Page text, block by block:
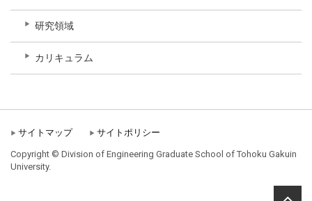
研究領域
カリキュラム
サイトマップ サイトポリシー
Copyright © Division of Engineering Graduate School of Tohoku Gakuin
University.